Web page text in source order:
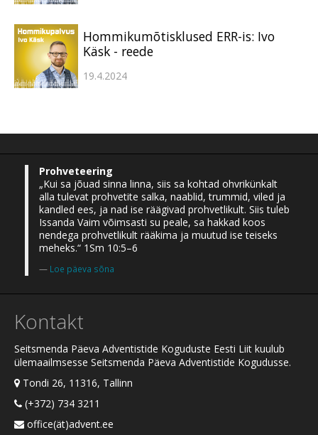
Hommikumõtisklused ERR-is: Ivo
Käsk - reede
19.4.2024
Prohveteering
„Kui sa jõuad sinna linna, siis sa kohtad ohvrikünkalt
alla tulevat prohvetite salka, naablid, trummid, viled ja
kandled ees, ja nad ise räägivad prohvetlikult. Siis tuleb
Issanda Vaim võimsasti su peale, sa hakkad koos
nendega prohvetlikult rääkima ja muutud ise teiseks
meheks.“ 1Sm 10:5–6
Loe päeva sõna
Kontakt
Seitsmenda Päeva Adventistide Koguduste Eesti Liit kuulub
ülemaailmsesse Seitsmenda Päeva Adventistide Kogudusse.
Tondi 26, 11316, Tallinn
(+372) 734 3211
office(ät)advent.ee